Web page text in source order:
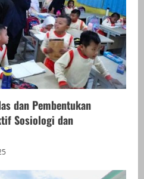
dan Pembentukan
Sosiologi dan